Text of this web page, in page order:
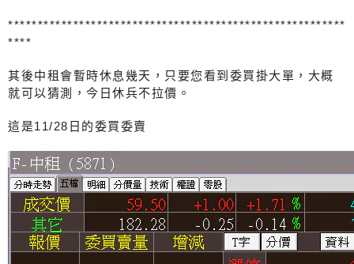
*********************************************************
****
其後中租會暫時休息幾天，只要您看到委買掛大單，大概
就可以猜測，今日休兵不拉價。
這是11/28日的委買委賣